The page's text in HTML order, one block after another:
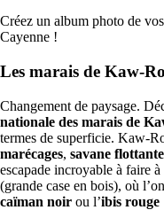
Créez un album photo de
Cayenne !
Les marais de Kaw-
Changement de paysage.
nationale des marais de
termes de superficie. Kaw-
marécages, savane flottante
escapade incroyable à faire
(grande case en bois), où
caïman noir ou l’ibis rouge